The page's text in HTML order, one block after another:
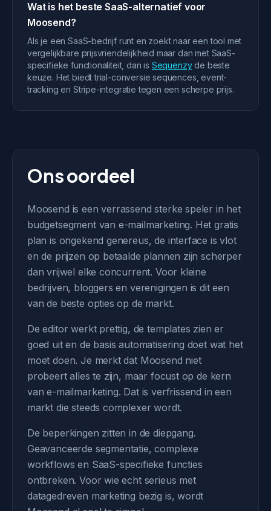
Wat is het beste SaaS-alternatief voor
Moosend?
Als je een SaaS-bedrijf runt en zoekt naar een tool met
vergelijkbare prijsvriendelijkheid maar dan met SaaS-
specifieke functionaliteit, dan is Sequenzyde beste
keuze. Het biedt trial-conversie sequences, event-
tracking en Stripe-integratie tegen een scherpe prijs.
Ons oordeel
Moosend is een verrassend sterke speler in het
budgetsegment van e-mailmarketing. Het gratis
plan is ongekend genereus, de interface is vlot
en de prijzen op betaalde plannen zijn scherper
dan vrijwel elke concurrent. Voor kleine
bedrijven, bloggers en verenigingen is dit een
van de beste opties op de markt.
De editor werkt prettig, de templates zien er
goed uit en de basis automatisering doet wat het
moet doen. Je merkt dat Moosend niet
probeert alles te zijn, maar focust op de kern
van e-mailmarketing. Dat is verfrissend in een
markt die steeds complexer wordt.
De beperkingen zitten in de diepgang.
Geavanceerde segmentatie, complexe
workflows en SaaS-specifieke functies
ontbreken. Voor wie echt serieus met
datagedreven marketing bezig is, wordt